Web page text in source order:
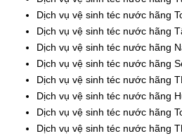
Dịch vụ vệ sinh téc nước hãng
Dịch vụ vệ sinh téc nước hãng
Dịch vụ vệ sinh téc nước hãng
Dịch vụ vệ sinh téc nước hãng
Dịch vụ vệ sinh téc nước hãng
Dịch vụ vệ sinh téc nước hãng
Dịch vụ vệ sinh téc nước hãng
Dịch vụ vệ sinh téc nước hãng